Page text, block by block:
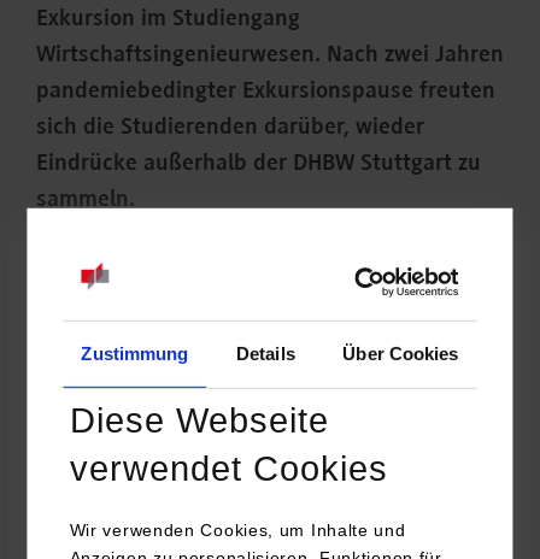
Zustimmung Details Über Cookies
Diese Webseite
verwendet Cookies
Wir verwenden Cookies, um Inhalte und
Exkursion im Studiengang
Wirtschaftsingenieurwesen. Nach zwei Jahren
pandemiebedingter Exkursionspause freuten
sich die Studierenden darüber, wieder
Eindrücke außerhalb der DHBW Stuttgart zu
sammeln.